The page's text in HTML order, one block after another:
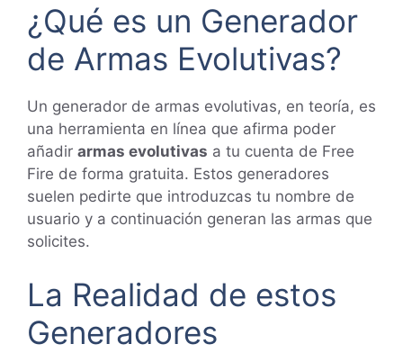
¿Qué es un Generador
de Armas Evolutivas?
Un generador de armas evolutivas, en teoría, es
una herramienta en línea que afirma poder
añadir armas evolutivas a tu cuenta de Free
Fire de forma gratuita. Estos generadores
suelen pedirte que introduzcas tu nombre de
usuario y a continuación generan las armas que
solicites.
La Realidad de estos
Generadores